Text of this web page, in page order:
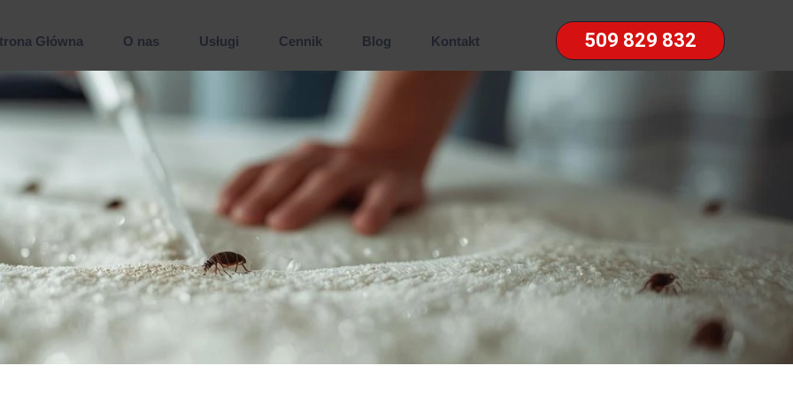
509 829 832
Główna O nas Usługi
Dezynsekcja
Deratyzacja
Wymrażanie pluskiew
Wymrażanie karaluchów
Zwalczanie pluskiew Warszawa
Zwalczanie komarów
Cennik Blog Kontakt